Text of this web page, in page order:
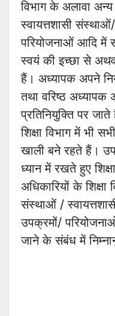
विभाग के अलावा
स्वायत्तशासी
परियोजनाओं आदि में
स्वयं की इच्छा से
हैं। अध्यापक अपने
तथा वरिष्ठ
प्रतिनियुक्ति पर
शिक्षा विभाग में भी
खाली बने रहते हैं।
ध्यान में रखते हुए
अधिकारियों के शिक्षा
संस्थाओं /
उपक्रमों/
जाने के संबंध में